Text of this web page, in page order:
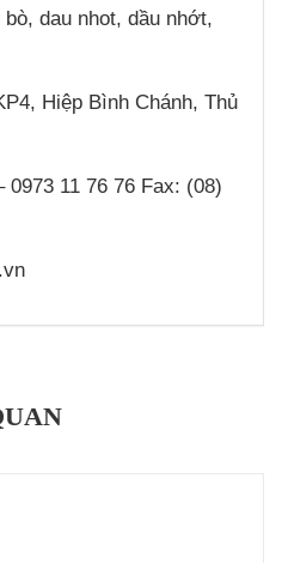
dau nhot, dầu nhớt,
Hiệp Bình Chánh, Thủ
0973 11 76 76 Fax: (08)